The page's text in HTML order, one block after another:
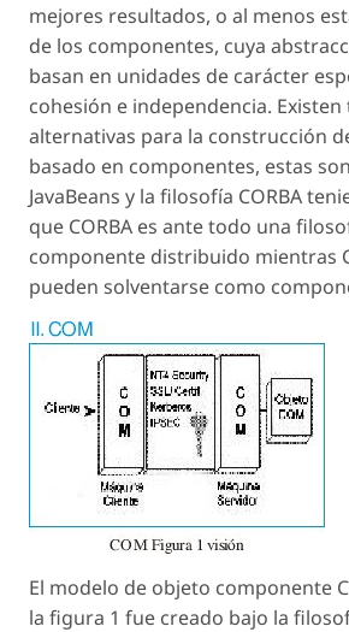
mejores resultados, o al menos
de los componentes, cuya
basan en unidades de carácter
cohesión e independencia.
alternativas para la construcción
basado en componentes, estas
JavaBeans y la filosofía CORBA
que CORBA es ante todo una
componente distribuido mientras
pueden solventarse como
El modelo de objeto componente
la figura 1 fue creado bajo la